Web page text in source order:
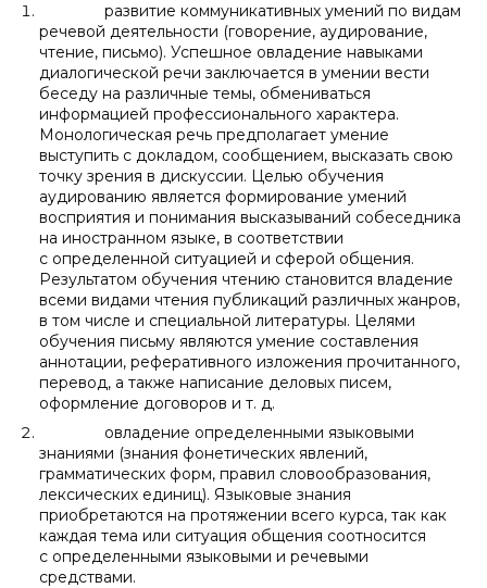
развитие коммуникативных умений по видам
речевой деятельности (говорение, аудирование,
чтение, письмо). Успешное овладение навыками
диалогической речи заключается в умении вести
беседу на различные темы, обмениваться
информацией профессионального характера.
Монологическая речь предполагает умение
выступить с докладом, сообщением, высказать свою
точку зрения в дискуссии. Целью обучения
аудированию является формирование умений
восприятия и понимания высказываний собеседника
на иностранном языке, в соответствии
с определенной ситуацией и сферой общения.
Результатом обучения чтению становится владение
всеми видами чтения публикаций различных жанров,
в том числе и специальной литературы. Целями
обучения письму являются умение составления
аннотации, реферативного изложения прочитанного,
перевод, а также написание деловых писем,
оформление договоров и т. д.
овладение определенными языковыми
знаниями (знания фонетических явлений,
грамматических форм, правил словообразования,
лексических единиц). Языковые знания
приобретаются на протяжении всего курса, так как
каждая тема или ситуация общения соотносится
с определенными языковыми и речевыми
средствами.